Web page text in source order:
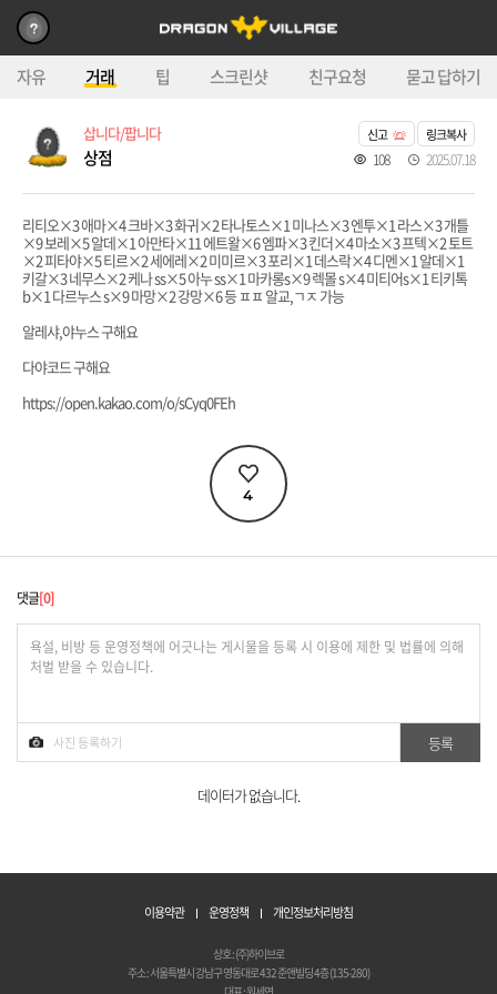
자유 거래 팁 스크린샷 친구요청 묻고 답하기
삽니다/팝니다
상점
신고 링크복사
108 2025.07.18
리티오×3 애마×4 크바×3 화귀×2 타나토스×1 미나스×3 엔투×1 라스×3 개틀
×9 보레×5 알데×1 아만타×11 에트왈×6 엠파×3 킨더×4 마소×3 프텍×2 토트
×2 피타야×5 티르×2 세에레×2 미미르×3 포리×1 데스락×4 디멘×1 알데×1
키갈×3 네무스×2 케나 ss×5 아누 ss×1 마카롱s×9 렉몰 s×4 미티어s×1 티키톡
b×1 다르누스 s×9 마망×2 강망×6 등 ㅍㅍ 알교,ㄱㅈ 가능
알레샤,야누스 구해요
다야코드 구해요
https://open.kakao.com/o/sCyq0FEh
4
댓글 0
데이터가 없습니다.
이용약관 운영정책 개인정보처리방침
상호 : (주)하이브로
주소 : 서울특별시 강남구 영동대로 432 준앤빌딩 4층 (135-280)